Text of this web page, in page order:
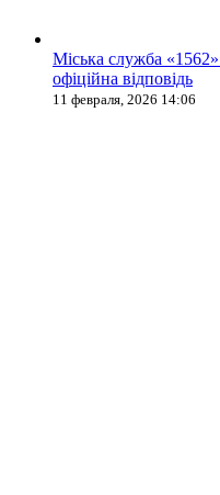
Міська служба «1562»
офіційна відповідь
11 февраля, 2026 14:06